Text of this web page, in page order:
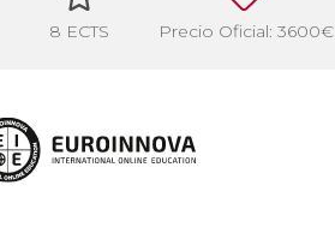
8 ECTS Precio Oficial: 3600€